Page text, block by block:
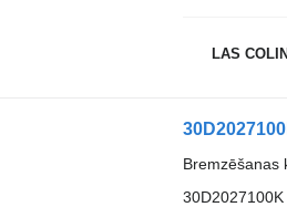
LAS
Bremzēšanas